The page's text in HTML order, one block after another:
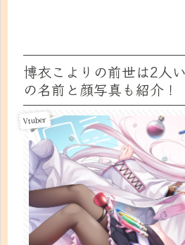
博衣こよりの前世は2人
の名前と顔写真も紹介！
Vtuber